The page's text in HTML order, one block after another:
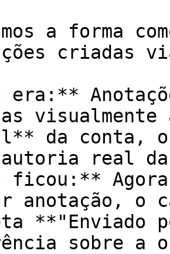
a forma
criadas
era:**
visualmente
da conta, o
real da
ficou:**
anotação, o
**"Enviado
sobre a